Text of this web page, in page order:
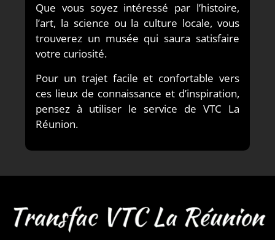
Que vous soyez intéressé par l’histoire,
l’art, la science ou la culture locale, vous
trouverez un musée qui saura satisfaire
votre curiosité.
Pour un trajet facile et confortable vers
ces lieux de connaissance et d’inspiration,
pensez à utiliser le service de VTC La
Réunion.